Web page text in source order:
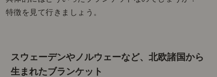
特徴を見て行きましょう。
スウェーデンやノルウェーなど、北欧諸国から
生まれたブランケット